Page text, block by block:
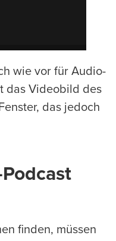
wie vor für Audio-
das Videobild des
das jedoch
finden, müssen